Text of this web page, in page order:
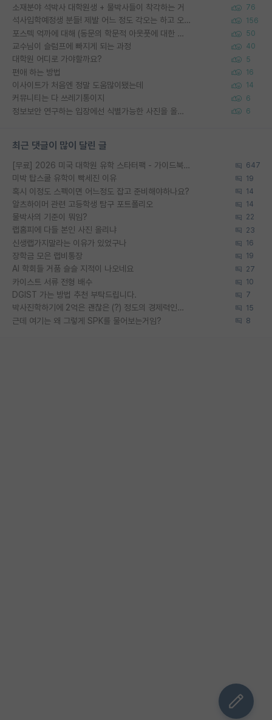
소재분야 석박사 대학원생 + 물박사들이 착각하는 거 76
석사입학예정생 분들! 제발 어느 정도 각오는 하고 오세요. 156
포스텍 억까에 대해 (동문의 학문적 아웃풋에 대한 반박) 50
교수님이 슬럼프에 빠지게 되는 과정 40
대학원 어디로 가야할까요? 5
편애 하는 방법 16
이사이트가 처음엔 정말 도움많이됐는데 14
커뮤니티는 다 쓰레기통이지 6
정보보안 연구하는 입장에선 식별가능한 사진을 올리는건 비추이긴함 6
최근 댓글이 많이 달린 글
[무료] 2026 미국 대학원 유학 스타터팩 - 가이드북 & 합격자 컨택메일 템플릿 647
미박 탑스쿨 유학이 빡세진 이유 19
혹시 이정도 스펙이면 어느정도 잡고 준비해야하나요? 14
알츠하이머 관련 고등학생 탐구 포트폴리오 14
물박사의 기준이 뭐임? 22
랩홈피에 다들 본인 사진 올리냐 23
신생랩가지말라는 이유가 있었구나 16
장학금 모은 랩비통장 19
AI 학회들 거품 슬슬 지적이 나오네요 27
카이스트 서류 전형 배수 10
DGIST 가는 방법 추천 부탁드립니다. 7
박사진학하기에 2억은 괜찮은 (?) 정도의 경제력인가요 15
근데 여기는 왜 그렇게 SPK를 물어보는거임? 8